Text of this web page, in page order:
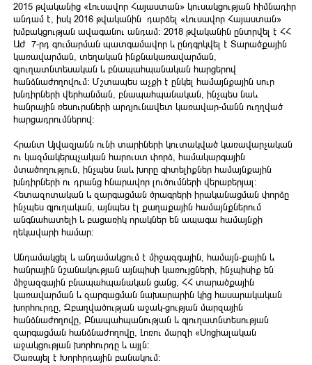
2015 թվականից «Լուսավոր Հայաստան» կուսակցության հիմնադիր
անդամ է, իսկ 2016 թվականին դարձել «Լուսավոր Հայաստան»
խմբակցության ավագանու անդամ։ 2018 թվականին ընտրվել է ՀՀ
ԱԺ 7-րդ գումարման պատգամավոր և ընդգրկվել է Տարածքային
կառավարման, տեղական ինքնակառավարման,
գյուղատնտեսական և բնապահպանական հարցերով
հանձնաժողովում։ Մշտապես աչքի է ընկել համայնքային սուր
խնդիրների վերհանման, բնապահպանական, ինչպես նաև
հանրային ռեսուրսների արդյունավետ կառավար-մանն ուղղված
հարցադրումներով։
Հրանտ Այվազյանն ունի տարիների կուտակված կառավարչական
ու կազմակերպչական հարուստ փորձ, համակարգային
մտածողություն, ինչպես նաև խորը գիտելիքներ համայնքային
խնդիրների ու դրանց հնարավոր լուծումների վերաբերյալ։
Հետազոտական և զարգացման ծրագրերի իրականացման փորձը
ինչպես գյուղական, այնպես էլ քաղաքային համայնքներում
անգնահատելի և բացառիկ որակներ են ապագա համայնքի
ղեկավարի համար։
Անդամակցել և անդամակցում է միջազգային, համայն-քային և
հանրային նշանակության այնպիսի կառույցների, ինչպիսիք են՝
միջազգային բնապահպանական ցանց, ՀՀ տարածքային
կառավարման և զարգացման նախարարին կից հասարակական
խորհուրդը, Զբաղվածության աջակ-ցության մարզային
հանձնաժողովը, Բնապահպանության և գյուղատնտեսության
զարգացման հանձնաժողովը, Լոռու մարզի «Սոցիալական
աջակցության խորհուրդը և այլն։
Ծառայել է Խորհրդային բանակում: